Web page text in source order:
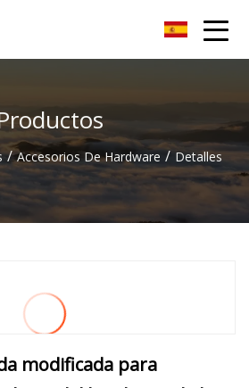
/ Accesorios De Hardware / Detalles
modificada para